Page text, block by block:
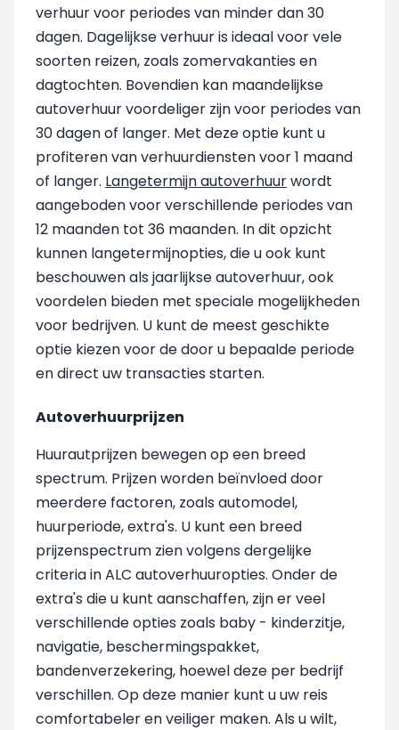
verhuur voor periodes van minder dan 30
dagen. Dagelijkse verhuur is ideaal voor vele
soorten reizen, zoals zomervakanties en
dagtochten. Bovendien kan maandelijkse
autoverhuur voordeliger zijn voor periodes van
30 dagen of langer. Met deze optie kunt u
profiteren van verhuurdiensten voor 1 maand
of langer. Langetermijn autoverhuurwordt
aangeboden voor verschillende periodes van
12 maanden tot 36 maanden. In dit opzicht
kunnen langetermijnopties, die u ook kunt
beschouwen als jaarlijkse autoverhuur, ook
voordelen bieden met speciale mogelijkheden
voor bedrijven. U kunt de meest geschikte
optie kiezen voor de door u bepaalde periode
en direct uw transacties starten.
Autoverhuurprijzen
Huurautprijzen bewegen op een breed
spectrum. Prijzen worden beïnvloed door
meerdere factoren, zoals automodel,
huurperiode, extra's. U kunt een breed
prijzenspectrum zien volgens dergelijke
criteria in ALC autoverhuuropties. Onder de
extra's die u kunt aanschaffen, zijn er veel
verschillende opties zoals baby - kinderzitje,
navigatie, beschermingspakket,
bandenverzekering, hoewel deze per bedrijf
verschillen. Op deze manier kunt u uw reis
comfortabeler en veiliger maken. Als u wilt,